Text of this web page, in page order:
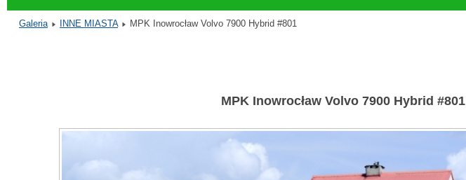
Galeria INNE MIASTA MPK Inowrocław Volvo 7900 Hybrid #801
MPK Inowrocław Volvo 7900 Hybrid #801